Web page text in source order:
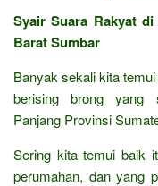
Syair Suara Rakyat
Barat Sumbar
Banyak sekali kita
berising brong yang
Panjang Provinsi
Sering kita temui baik
perumahan, dan yang